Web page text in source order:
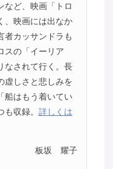
など、映画「トロ
、映画には出なか
者カッサンドラも
スの「イーリア
なされて行く。長
虚しさと悲しみを
船はもう着いてい
収録。 詳しくは
板坂 耀子